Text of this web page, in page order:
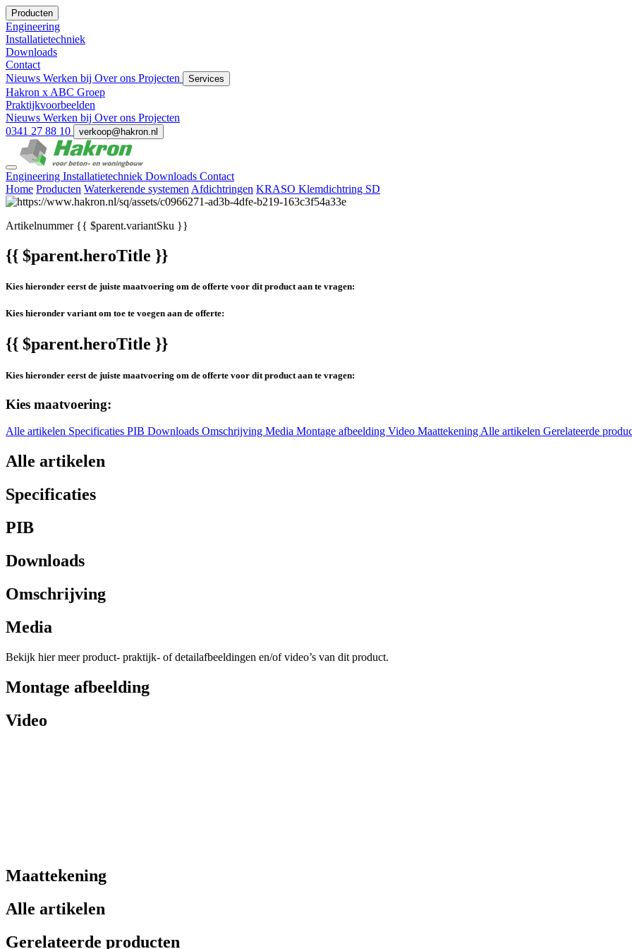
Producten
Engineering
Installatietechniek
Downloads
Contact
Nieuws Werken bij Over ons Projecten Services
Hakron x ABC Groep
Praktijkvoorbeelden
Nieuws Werken bij Over ons Projecten
0341 27 88 10
verkoop@hakron.nl
Engineering Installatietechniek Downloads Contact
Home Producten Waterkerende systemen Afdichtringen KRASO Klemdichtring SD
Artikelnummer{{ $parent.variantSku }}
{{ $parent.heroTitle }}
Kies hieronder eerst de juiste maatvoering om de offerte voor dit product aan te vragen:
Kies hieronder variant om toe te voegen aan de offerte:
{{ $parent.heroTitle }}
Kies hieronder eerst de juiste maatvoering om de offerte voor dit product aan te vragen:
Kies maatvoering:
Alle artikelen Specificaties PIB Downloads Omschrijving Media Montage afbeelding Video MaattekeningAlle artikelen Gerelateerde
Alle artikelen
Specificaties
PIB
Downloads
Omschrijving
Media
Bekijk hier meer product- praktijk- of detailafbeeldingen en/of video’s van dit product.
Montage afbeelding
Video
Maattekening
Alle artikelen
Gerelateerde producten